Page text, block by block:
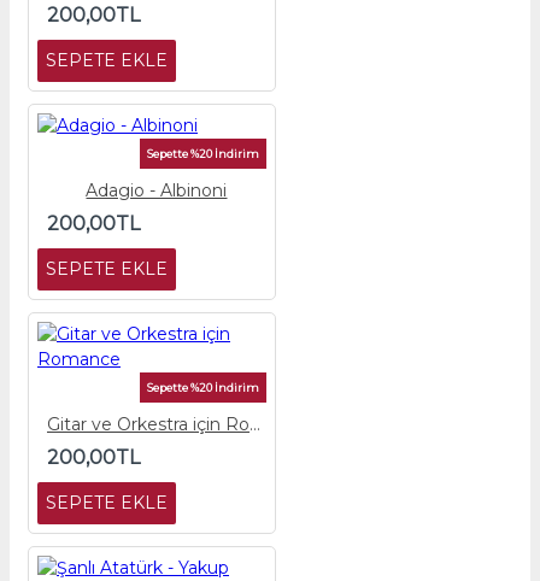
200,00TL
SEPETE EKLE
Sepette %20 İndirim
Adagio - Albinoni
200,00TL
SEPETE EKLE
Sepette %20 İndirim
Gitar ve Orkestra için Romance
200,00TL
SEPETE EKLE